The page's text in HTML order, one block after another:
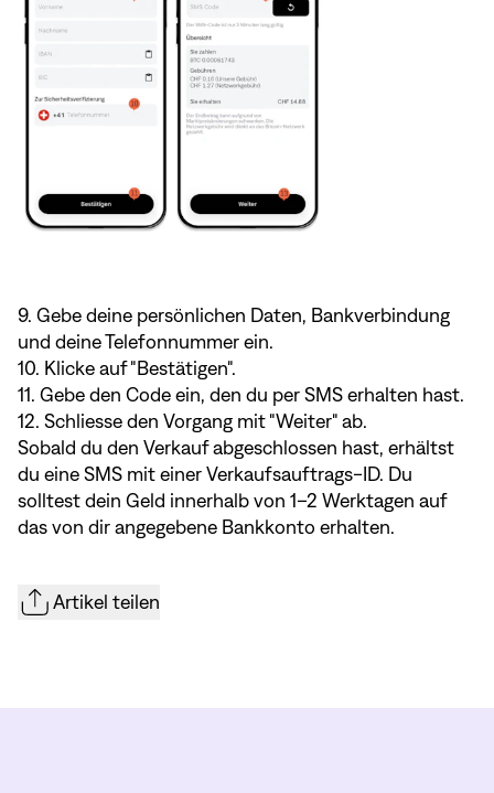
9. Gebe deine persönlichen Daten, Bankverbindung
und deine Telefonnummer ein.
10. Klicke auf "Bestätigen".
11. Gebe den Code ein, den du per SMS erhalten hast.
12. Schliesse den Vorgang mit "Weiter" ab.
Sobald du den Verkauf abgeschlossen hast, erhältst
du eine SMS mit einer Verkaufsauftrags-ID. Du
solltest dein Geld innerhalb von 1–2 Werktagen auf
das von dir angegebene Bankkonto erhalten.
Artikel teilen